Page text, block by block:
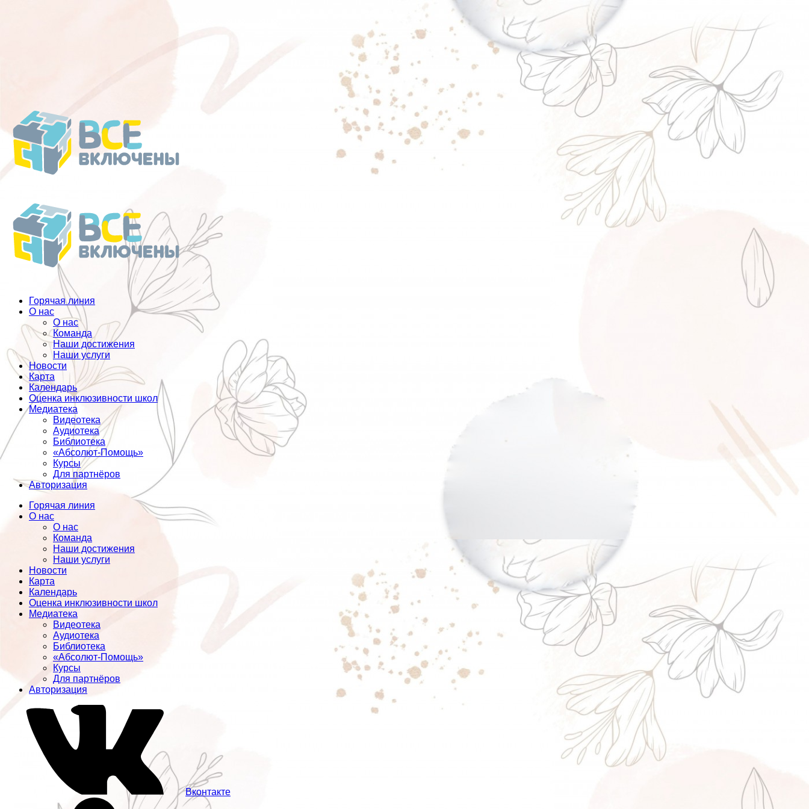
Горячая линия
О нас
О нас
Команда
Наши достижения
Наши услуги
Новости
Карта
Календарь
Оценка инклюзивности школ
Медиатека
Видеотека
Аудиотека
Библиотека
«Абсолют-Помощь»
Курсы
Для партнёров
Авторизация
Горячая линия
О нас
О нас
Команда
Наши достижения
Наши услуги
Новости
Карта
Календарь
Оценка инклюзивности школ
Медиатека
Видеотека
Аудиотека
Библиотека
«Абсолют-Помощь»
Курсы
Для партнёров
Авторизация
Вконтакте